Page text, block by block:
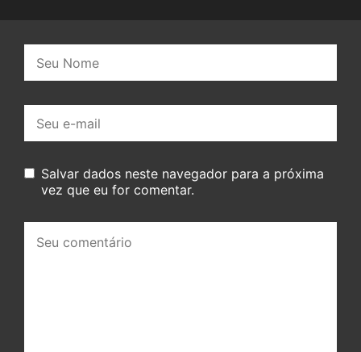
mail:
Salvar dados neste navegador para a próxima
vez que eu for comentar.
comentário: